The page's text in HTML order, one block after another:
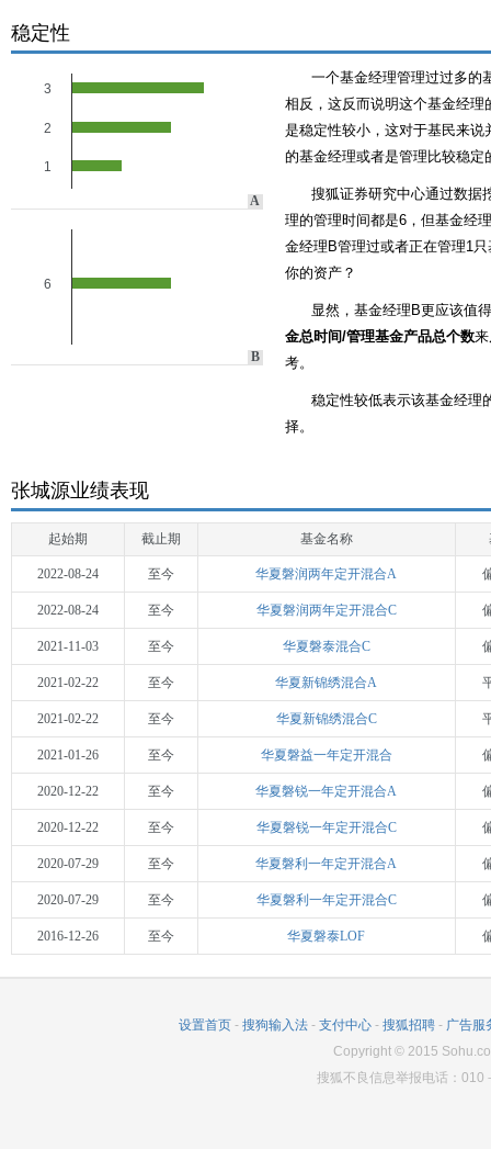
稳定性
3
2
1
A
6
B
一个基金经理管理过过多的
相反，这反而说明这个基金经理
是稳定性较小，这对于基民来
的基金经理或者是管理比较稳
搜狐证券研究中心通过数据
理的管理时间都是6，但基金经
金经理B管理过或者正在管理1
你的资产？
显然，基金经理B更应该值
金总时间/管理基金产品总个数
考。
稳定性较低表示该基金经理
择。
张城源业绩表现
起始期 截止期 基金名称
2022-08-24 至今 华夏磐润两年定开混合A
2022-08-24 至今 华夏磐润两年定开混合C
2021-11-03 至今 华夏磐泰混合C
2021-02-22 至今 华夏新锦绣混合A
2021-02-22 至今 华夏新锦绣混合C
2021-01-26 至今 华夏磐益一年定开混合
2020-12-22 至今 华夏磐锐一年定开混合A
2020-12-22 至今 华夏磐锐一年定开混合C
2020-07-29 至今 华夏磐利一年定开混合A
2020-07-29 至今 华夏磐利一年定开混合C
2016-12-26 至今 华夏磐泰LOF
设置首页 - 搜狗输入法 - 支付中心 - 搜狐招聘 - 广告服
Copyright© 2015
搜狐不良信息举报电话：010